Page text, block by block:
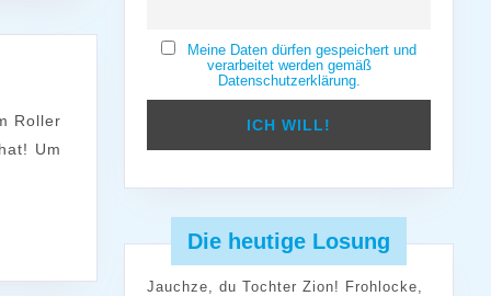
Um
Meine Daten dürfen gespeichert und
verarbeitet werden gemäß
Datenschutzerklärung.
Die heutige Losung
Jauchze, du Tochter Zion! Frohlocke,